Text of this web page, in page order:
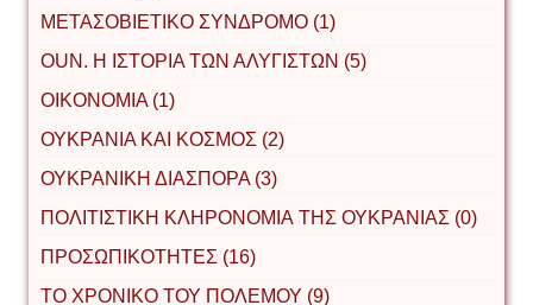
ΜΕΤΑΣΟΒΙΕΤΙΚΟ ΣΥΝΔΡΟΜΟ (1)
ΟUΝ. Η ΙΣΤΟΡΙΑ ΤΩΝ ΑΛΥΓΙΣΤΩΝ (5)
ΟΙΚΟΝΟΜΙΑ (1)
ΟΥΚΡΑΝΙΑ ΚΑΙ ΚΟΣΜΟΣ (2)
ΟΥΚΡΑΝΙΚΗ ΔΙΑΣΠΟΡΑ (3)
ΠΟΛΙΤΙΣΤΙΚΗ ΚΛΗΡΟΝΟΜΙΑ ΤΗΣ ΟΥΚΡΑΝΙΑΣ (0)
ΠΡΟΣΩΠΙΚΟΤΗΤΕΣ (16)
ΤΟ ΧΡΟΝΙΚΟ ΤΟΥ ΠΟΛΕΜΟΥ (9)